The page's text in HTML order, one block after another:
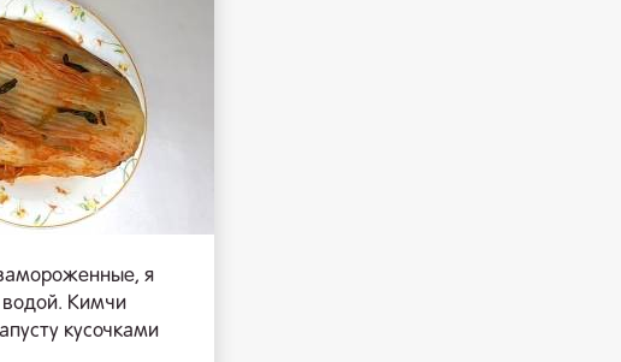
я
Кимчи
кусочками